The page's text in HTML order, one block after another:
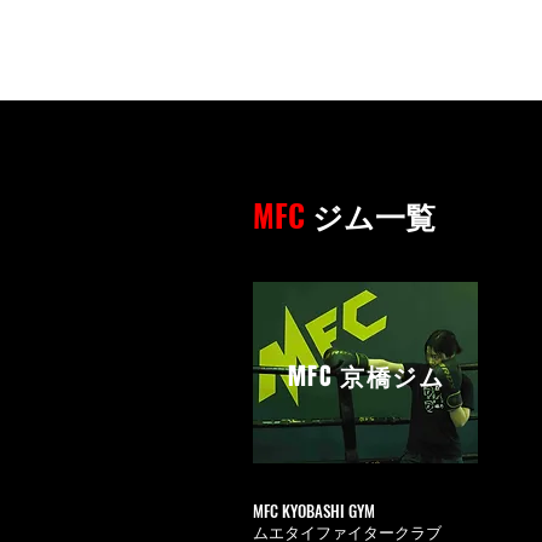
MFC ジム一覧
MFC京橋ジム
MFC KYOBASHI GYM
ムエタイファイタークラブ